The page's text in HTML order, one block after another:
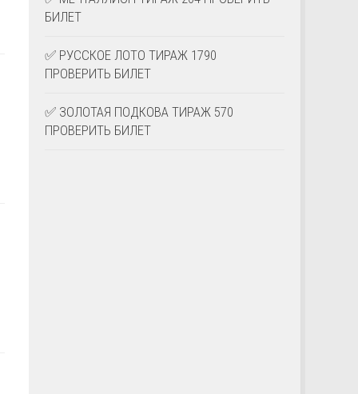
БИЛЕТ
✅ РУССКОЕ ЛОТО ТИРАЖ 1790
ПРОВЕРИТЬ БИЛЕТ
✅ ЗОЛОТАЯ ПОДКОВА ТИРАЖ 570
ПРОВЕРИТЬ БИЛЕТ